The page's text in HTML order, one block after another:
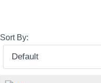
Sort By: